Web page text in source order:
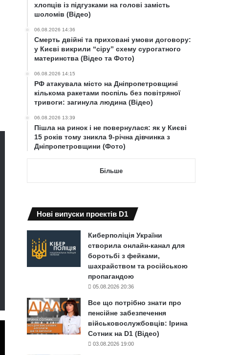
хлопців із підгузками на голові замість
шоломів (Відео)
06.08.2026 14:36
Смерть двійні та приховані умови договору:
у Києві викрили “сіру” схему сурогатного
материнства (Відео та Фото)
06.08.2026 14:15
РФ атакувала місто на Дніпропетровщині
кількома ракетами поспіль без повітряної
тривоги: загинула людина (Відео)
06.08.2026 13:39
Пішла на ринок і не повернулася: як у Києві
15 років тому зникла 9-річна дівчинка з
Дніпропетровщини (Фото)
Більше
Нові випуски проектів D1
Киберполіція України
створила онлайн-канал для
боротьбі з фейками,
шахрайством та російською
пропагандою
05.08.2026 20:36
Все що потрібно знати про
пенсійне забезпечення
військовослужбовців: Ірина
Сотник на D1 (Відео)
03.08.2026 19:00